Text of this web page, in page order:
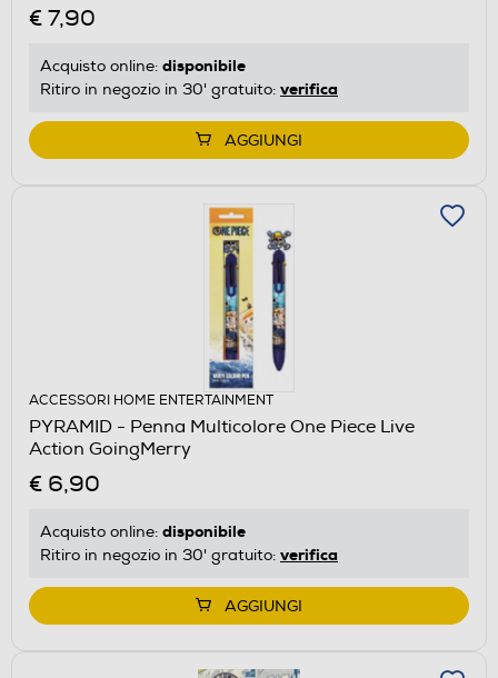
€ 7,90
Acquisto online: disponibile
Ritiro in negozio in 30' gratuito: verifica
AGGIUNGI
ACCESSORI HOME ENTERTAINMENT
PYRAMID - Penna Multicolore One Piece Live
Action GoingMerry
€ 6,90
Acquisto online: disponibile
Ritiro in negozio in 30' gratuito: verifica
AGGIUNGI